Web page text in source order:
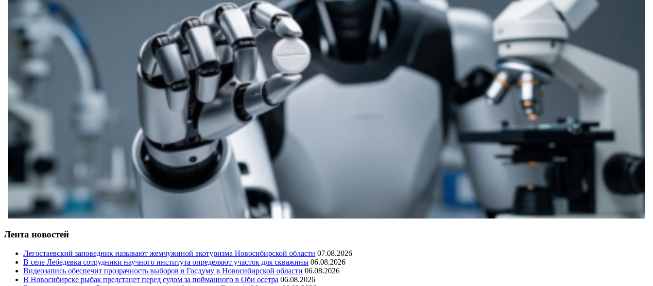
Лента новостей
Легостаевский заповедник называют жемчужиной экотуризма Новосибирской области 07.08.2026
В селе Лебедевка сотрудники научного института определяют участок для скважины 06.08.2026
Видеозапись обеспечит прозрачность выборов в Госдуму в Новосибирской области 06.08.2026
В Новосибирске рыбак предстанет перед судом за пойманного в Оби осетра 06.08.2026